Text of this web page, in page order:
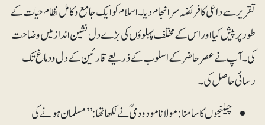
تقریر سے داعی کا فریضہ سرانجام دیا۔ اسلام کو ایک جامع و کامل نظام حیات کے
طور پر پیش کیا اور اس کے مختلف پہلوؤں کی بڑے دل نشین انداز میں وضاحت
کی۔ آپ نے عصر حاضر کے اسلوب کے ذریعے قارئین کے دل و دماغ تک
رسائی حاصل کی۔
چیلنجوں کا سامنا: مولانا مودودیؒ نے لکھا تھا : ’’مسلمان ہونے کی